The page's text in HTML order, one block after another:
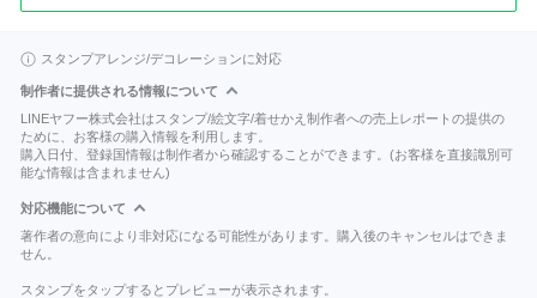
スタンプアレンジ/デコレーションに対応
制作者に提供される情報について
LINEヤフー株式会社はスタンプ/絵文字/着せかえ制作者への売上レポートの提供の
ために、お客様の購入情報を利用します。
購入日付、登録国情報は制作者から確認することができます。(お客様を直接識別可
能な情報は含まれません)
対応機能について
著作者の意向により非対応になる可能性があります。購入後のキャンセルはできま
せん。
スタンプをタップするとプレビューが表示されます。